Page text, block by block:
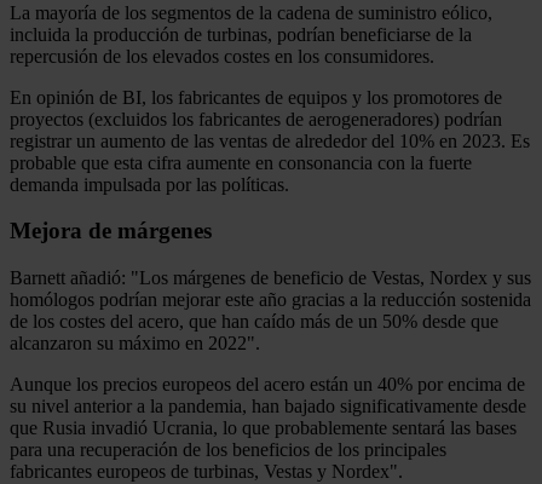
La mayoría de los segmentos de la cadena de suministro eólico,
incluida la producción de turbinas, podrían beneficiarse de la
repercusión de los elevados costes en los consumidores.
En opinión de BI, los fabricantes de equipos y los promotores de
proyectos (excluidos los fabricantes de aerogeneradores) podrían
registrar un aumento de las ventas de alrededor del 10% en 2023. Es
probable que esta cifra aumente en consonancia con la fuerte
demanda impulsada por las políticas.
Mejora de márgenes
Barnett añadió: "Los márgenes de beneficio de Vestas, Nordex y sus
homólogos podrían mejorar este año gracias a la reducción sostenida
de los costes del acero, que han caído más de un 50% desde que
alcanzaron su máximo en 2022".
Aunque los precios europeos del acero están un 40% por encima de
su nivel anterior a la pandemia, han bajado significativamente desde
que Rusia invadió Ucrania, lo que probablemente sentará las bases
para una recuperación de los beneficios de los principales
fabricantes europeos de turbinas, Vestas y Nordex".